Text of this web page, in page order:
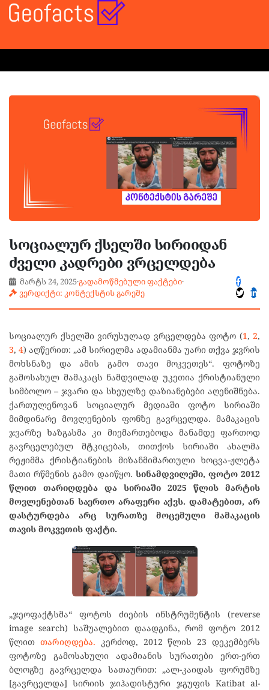
სოციალურ ქსელში სირიიდან
ძველი კადრები ვრცელდება
მარტს 24, 2025·გადამოწმებული ფაქტები·
ვერდიქტი: კონტექსტის გარეშე
სოციალურ ქსელში ვირუსულად ვრცელდება ფოტო (1, 2,
3, 4) აღწერით: „ამ სირიელმა ადამიანმა უარი თქვა ჯვრის
მოხსნაზე და ამის გამო თავი მოკვეთეს“. ფოტოზე
გამოსახულ მამაკაცს ნამდვილად უკეთია ქრისტიანული
სიმბოლო – ჯვარი და სხეულზე დაზიანებები აღენიშნება.
ქართულენოვან სოციალურ მედიაში ფოტო სირიაში
მიმდინარე მოვლენების ფონზე გავრცელდა. მამაკაცის
ჯვარზე ხაზგასმა კი მიემართებოდა მანამდე ფართოდ
გავრცელებულ მტკიცებას, თითქოს სირიაში ახალმა
რეჟიმმა ქრისტიანების მიზანმიმართული ხოცვა-ჟლეტა
მათი რწმენის გამო დაიწყო. სინამდვილეში, ფოტო 2012
წლით თარიღდება და სირიაში 2025 წლის მარტის
მოვლენებთან საერთო არაფერი აქვს. დამატებით, არ
დასტურდება არც სურათზე მოცემული მამაკაცის
თავის მოკვეთის ფაქტი.
„ჯეოფაქტსმა“ ფოტოს ძიების ინსტრუმენტის (reverse
image search) საშუალებით დაადგინა, რომ ფოტო 2012
წლით თარიღდება. კერძოდ, 2012 წლის 23 დეკემბერს
ფოტოზე გამოსახული ადამიანის სურათები ერთ-ერთ
ბლოგზე გავრცელდა სათაურით: „ალ-კაიდას ფორუმზე
[გავრცელდა] სირიის ჯიჰადისტური ჯგუფის Katibat al-